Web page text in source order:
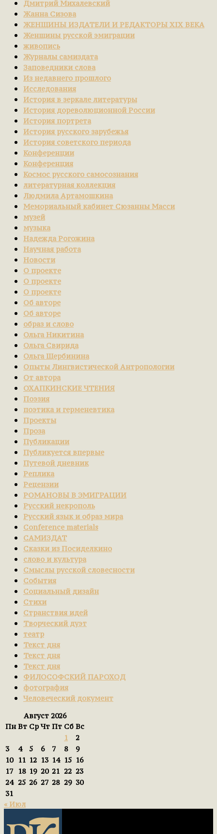
Дмитрий Михалевский
Жанна Сизова
ЖЕНЩИНЫ ИЗДАТЕЛИ И РЕДАКТОРЫ XIX ВЕКА
Женщины русской эмиграции
живопись
Журналы самиздата
Заповедники слова
Из недавнего прошлого
Исследования
История в зеркале литературы
История дореволюционной России
История портрета
История русского зарубежья
История советского периода
Конференции
Конференция
Космос русского самосознания
литературная коллекция
Людмила Артамошкина
Мемориальный кабинет Сюзанны Масси
музей
музыка
Надежда Рогожина
Научная работа
Новости
О проекте
О проекте
О проекте
Об авторе
Об авторе
образ и слово
Ольга Никитина
Ольга Свирида
Ольга Щербинина
Опыты Лингвистической Антропологии
От автора
ОХАПКИНСКИЕ ЧТЕНИЯ
Поэзия
поэтика и герменевтика
Проекты
Проза
Публикации
Публикуется впервые
Путевой дневник
Реплика
Рецензии
РОМАНОВЫ В ЭМИГРАЦИИ
Русский некрополь
Русский язык и образ мира
Сonference materials
САМИЗДАТ
Сказки из Посиделкино
слово и культура
Смыслы русской словесности
События
Социальный дизайн
Стихи
Странствия идей
Творческий дуэт
театр
Текст дня
Текст дня
Текст дня
ФИЛОСОФСКИЙ ПАРОХОД
фотография
Человеческий документ
Август 2026
Пн Вт Ср Чт Пт Сб Вс
1
2
3
4 5 6 7 8
9
10
11 12 13 14 15 16
17
18 19 20 21 22 23
24 25 26 27 28 29 30
31
« Июл